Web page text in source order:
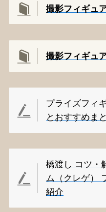
撮影フィギュ
撮影フィギュ
プライズフィ
とおすすめま
橋渡し コツ・
ム（クレゲ）
紹介